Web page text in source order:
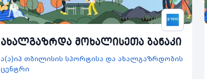
ახალგაზრდა მოხალისეთა ბანაკი
ა(ა)იპ თბილისის სპორტისა და ახალგაზრდობის
ცენტრი